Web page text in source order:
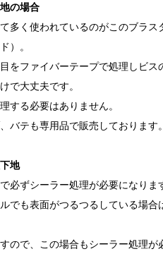
の場合
多く使われているのがこのブラス
）。
をファイバーテープで処理しビス
で大丈夫です。
する必要はありません。
バテも専用品で販売しております
地
必ずシーラー処理が必要になりま
でも表面がつるつるしている場合
ので、この場合もシーラー処理が